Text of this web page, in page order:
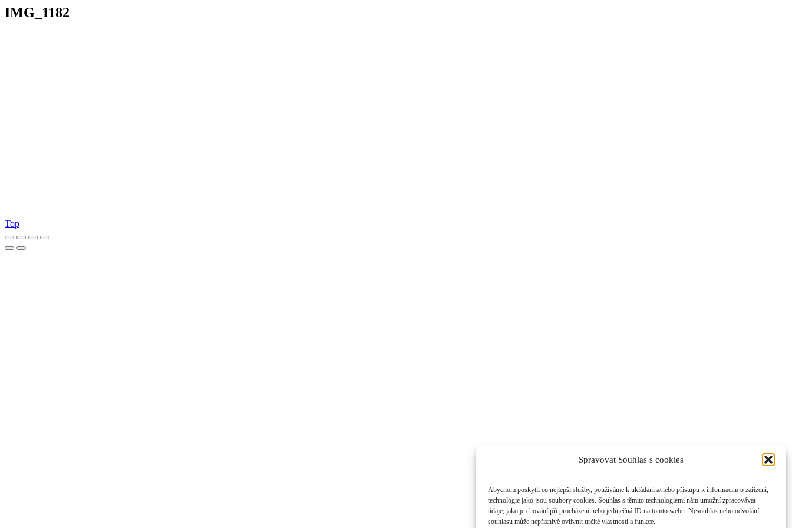
Spravovat Souhlas s cookies
Abychom poskytli co nejlepší služby, používáme k ukládání a/nebo přístupu k informacím o zařízení,
technologie jako jsou soubory cookies. Souhlas s těmito technologiemi nám umožní zpracovávat
údaje, jako je chování při procházení nebo jedinečná ID na tomto webu. Nesouhlas nebo odvolání
souhlasu může nepříznivě ovlivnit určité vlastnosti a funkce.
IMG_1182
Top